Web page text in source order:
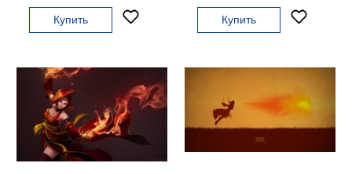
Купить Купить